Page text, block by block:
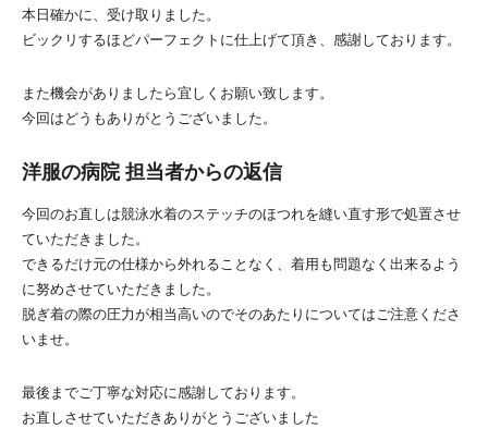
本日確かに、受け取りました。
ビックリするほどパーフェクトに仕上げて頂き、感謝しております。
また機会がありましたら宜しくお願い致します。
今回はどうもありがとうございました。
洋服の病院 担当者からの返信
今回のお直しは競泳水着のステッチのほつれを縫い直す形で処置させ
ていただきました。
できるだけ元の仕様から外れることなく、着用も問題なく出来るよう
に努めさせていただきました。
脱ぎ着の際の圧力が相当高いのでそのあたりについてはご注意くださ
いませ。
最後までご丁寧な対応に感謝しております。
お直しさせていただきありがとうございました